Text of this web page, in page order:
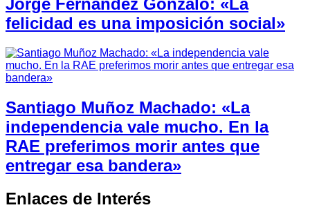
Jorge Fernández Gonzalo: «La
felicidad es una imposición social»
Santiago Muñoz Machado: «La
independencia vale mucho. En la
RAE preferimos morir antes que
entregar esa bandera»
Enlaces de Interés